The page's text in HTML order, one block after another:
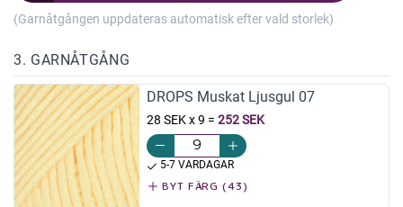
(Garnåtgången uppdateras automatisk efter vald storlek)
3. GARNÅTGÅNG
DROPS Muskat Ljusgul 07
28 SEK x 9 = 252 SEK
5-7 VARDAGAR
BYT FÄRG (43)